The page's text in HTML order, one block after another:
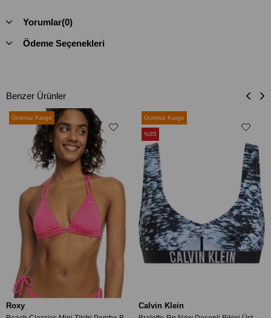
Yorumlar(0)
Ödeme Seçenekleri
Benzer Ürünler
Roxy
Ücretsiz Kargo
Calvin Klein
Ücretsiz Kargo
%35